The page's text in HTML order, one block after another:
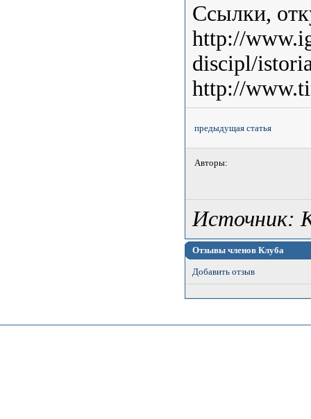
Ссылки,
http://
discipl/
http://
предыдущая статья
Авторы:
Источник:
Отзывы членов Клуба
Добавить отзыв